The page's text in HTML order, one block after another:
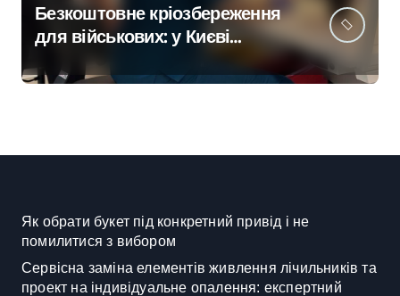
Безкоштовне кріозбереження
для військових: у Києві
оновили центр
репродуктивної медицини
Як обрати букет під конкретний привід і не
помилитися з вибором
Сервісна заміна елементів живлення лічильників та
проект на індивідуальне опалення: експертний